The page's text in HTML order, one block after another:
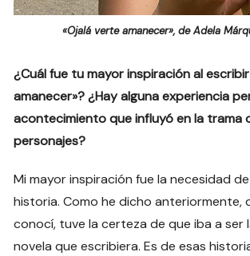
«Ojalá verte amanecer», de Adela
¿Cuál fue tu mayor inspiración al
amanecer»? ¿Hay alguna experiencia
acontecimiento que influyó en la trama
personajes?
Mi mayor inspiración fue la necesidad
historia. Como he dicho anteriormente,
conocí, tuve la certeza de que iba a ser
novela que escribiera. Es de esas